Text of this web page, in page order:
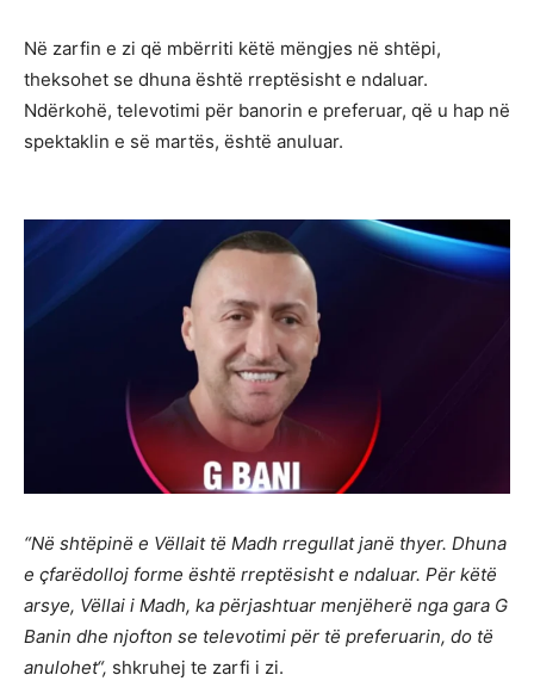
Në zarfin e zi që mbërriti këtë mëngjes në shtëpi,
theksohet se dhuna është rreptësisht e ndaluar.
Ndërkohë, televotimi për banorin e preferuar, që u hap në
spektaklin e së martës, është anuluar.
“Në shtëpinë e Vëllait të Madh rregullat janë thyer. Dhuna
e çfarëdolloj forme është rreptësisht e ndaluar. Për këtë
arsye, Vëllai i Madh, ka përjashtuar menjëherë nga gara G
Banin dhe njofton se televotimi për të preferuarin, do të
anulohet“, shkruhej te zarfi i zi.